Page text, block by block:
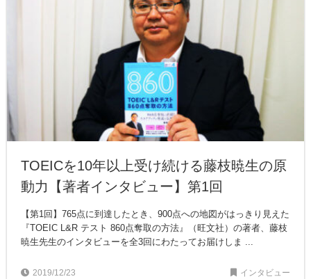
TOEICを10年以上受け続ける藤枝暁生の原
動力【著者インタビュー】第1回
【第1回】765点に到達したとき、900点への地図がはっきり見えた
『TOEIC L&R テスト 860点奪取の方法』（旺文社）の著者、藤枝
暁生先生のインタビューを全3回にわたってお届けしま ...
2019/12/23 インタビュー